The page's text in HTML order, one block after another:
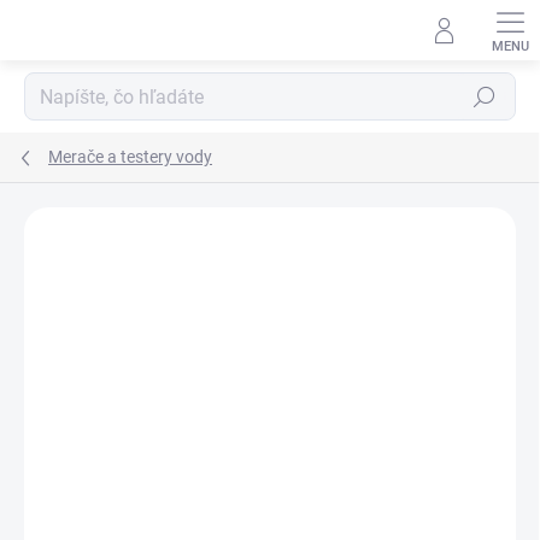
Hľadať
Merače a testery vody